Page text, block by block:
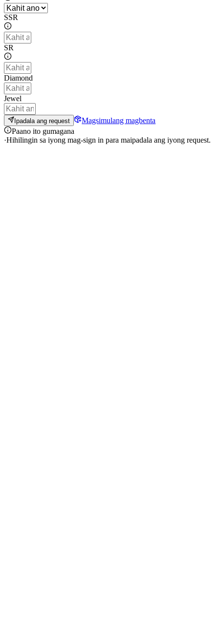
SSR
SR
Diamond
Jewel
Ipadala ang request
Magsimulang magbenta
Paano ito gumagana
·Hihilingin sa iyong mag-sign in para maipadala ang iyong request.